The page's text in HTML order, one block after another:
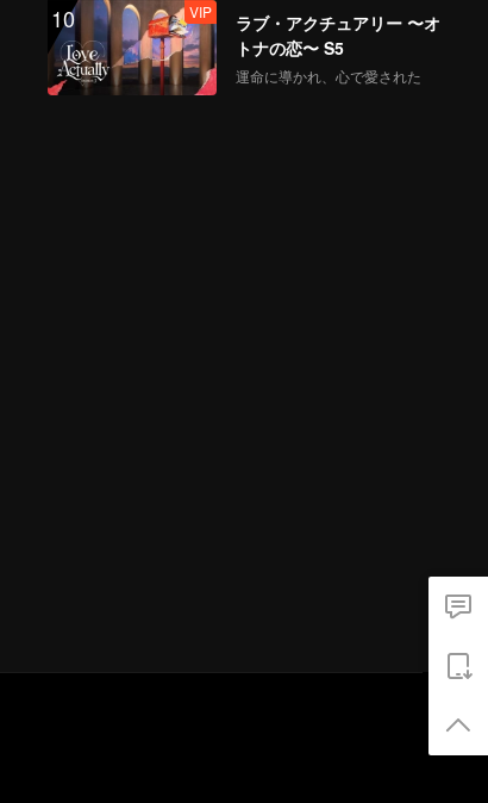
10 VIP
ラブ・アクチュアリー 〜オ
トナの恋〜 S5
運命に導かれ、心で愛された